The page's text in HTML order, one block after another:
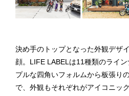
決め手のトップとなった外観デザ
顔。LIFE LABELは11種類のライ
プルな四角いフォルムから板張り
で、外観もそれぞれがアイコニック